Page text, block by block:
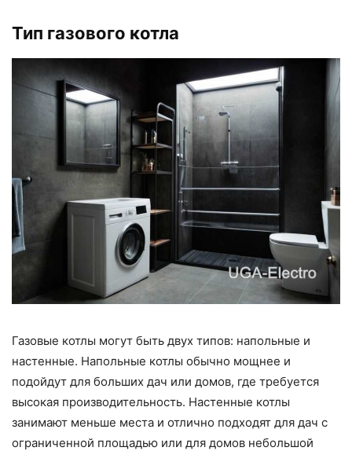
Тип газового котла
Газовые котлы могут быть двух типов: напольные и
настенные. Напольные котлы обычно мощнее и
подойдут для больших дач или домов, где требуется
высокая производительность. Настенные котлы
занимают меньше места и отлично подходят для дач с
ограниченной площадью или для домов небольшой